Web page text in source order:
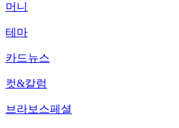
머니
테마
카드뉴스
컷&칼럼
브라보스페셜